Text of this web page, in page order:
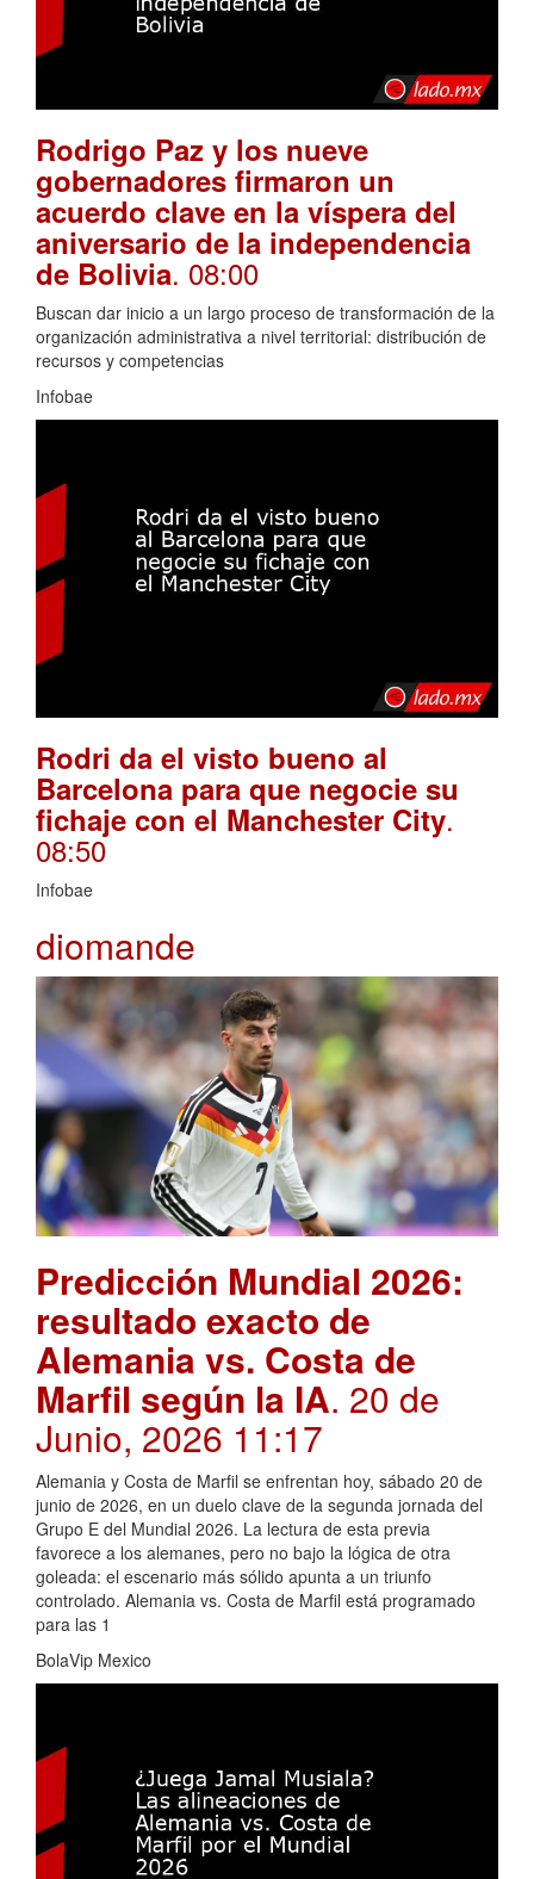
Rodrigo Paz y los nueve
gobernadores firmaron un
acuerdo clave en la víspera del
aniversario de la independencia
de Bolivia. 08:00
Buscan dar inicio a un largo proceso de transformación de la
organización administrativa a nivel territorial: distribución de
recursos y competencias
Infobae
Rodri da el visto bueno al
Barcelona para que negocie su
fichaje con el Manchester City.
08:50
Infobae
diomande
Predicción Mundial 2026:
resultado exacto de
Alemania vs. Costa de
Marfil según la IA. 20 de
Junio, 2026 11:17
Alemania y Costa de Marfil se enfrentan hoy, sábado 20 de
junio de 2026, en un duelo clave de la segunda jornada del
Grupo E del Mundial 2026. La lectura de esta previa
favorece a los alemanes, pero no bajo la lógica de otra
goleada: el escenario más sólido apunta a un triunfo
controlado. Alemania vs. Costa de Marfil está programado
para las 1
BolaVip Mexico